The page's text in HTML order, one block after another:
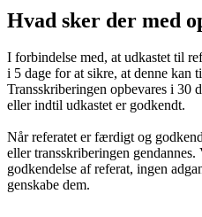
Hvad sker der med
I forbindelse med, at udkastet til
i 5 dage for at sikre, at denne kan
Transskriberingen opbevares i 30
eller indtil udkastet er godkendt.
Når referatet er færdigt og
eller transskriberingen
godkendelse af referat, ingen
genskabe dem.